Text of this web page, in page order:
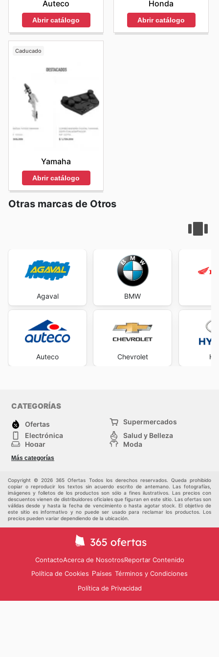
Auteco
Abrir catálogo
Honda
Abrir catálogo
Caducado
Yamaha
Abrir catálogo
Otras marcas de Otros
Agaval
Auteco
BMW
Chevrolet
CATEGORÍAS
Ofertas
Supermercados
Electrónica
Salud y Belleza
Hogar
Moda
Herramientas y jardinería
Infancia
Más categorías
Copyright © 2026 365 Ofertas Todos los derechos reservados. Queda prohibido
copiar o reproducir los textos sin acuerdo escrito de antemano. Las fotografías,
imágenes y folletos de los productos son sólo a fines ilustrativos. Las precios con
descuentos vienen de distribuidores oficiales que figuran en este sitio. Las ofertas son
válidas desde y hasta la fecha de vencimiento o hasta agotar stock. El objetivo de
este sitio es informativo y no puede ser usado para reclamar los productos. Los
precios pueden variar dependiendo de la ubicación.
ContactoAcerca de NosotrosReportar Contenido
Política de Cookies Países Términos y Condiciones
Política de Privacidad